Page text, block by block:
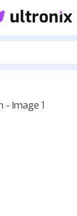
K2 Bluetooth